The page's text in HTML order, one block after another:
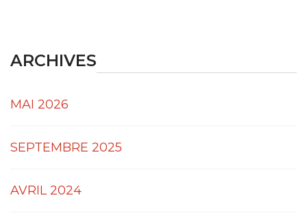
ARCHIVES
MAI 2026
SEPTEMBRE 2025
AVRIL 2024